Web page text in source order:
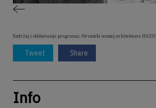
Sadržaj i oblikovanje programa: Hrvatski muzej arhitekture HAZU
Tweet Share
Info